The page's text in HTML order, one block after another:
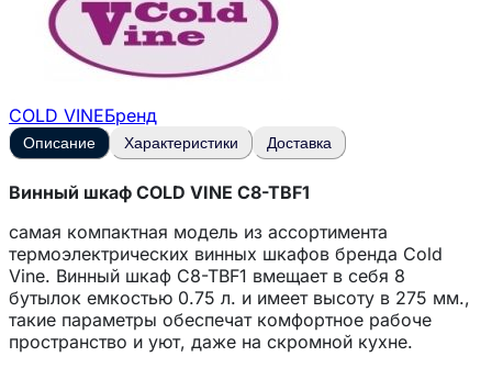
COLD VINEБренд
Описание Характеристики Доставка
Винный шкаф COLD VINE C8-TBF1
самая компактная модель из ассортимента
термоэлектрических винных шкафов бренда Cold
Vine. Винный шкаф C8-TBF1 вмещает в себя 8
бутылок емкостью 0.75 л. и имеет высоту в 275 мм.,
такие параметры обеспечат комфортное рабоче
пространство и уют, даже на скромной кухне.